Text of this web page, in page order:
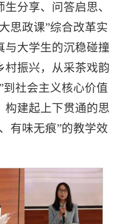
分享、问答启思、
思政课”综合改革实
与大学生的沉稳碰撞
村振兴，从采茶戏韵
到社会主义核心价值
构建起上下贯通的思
有味无痕”的教学效